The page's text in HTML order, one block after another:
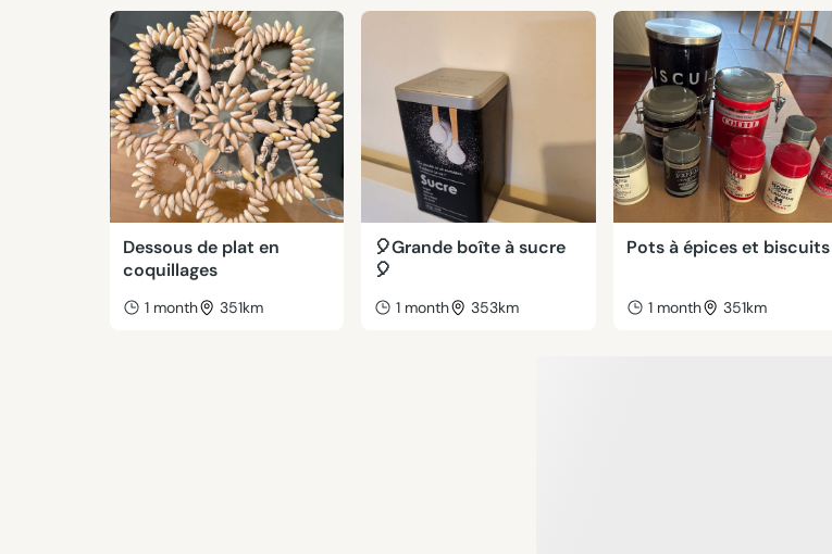
Dessous de plat en
coquillages
1 month 351km
🎈Grande boîte à sucre
🎈
1 month 353km
Pots à épices et biscuits
1 month 351km